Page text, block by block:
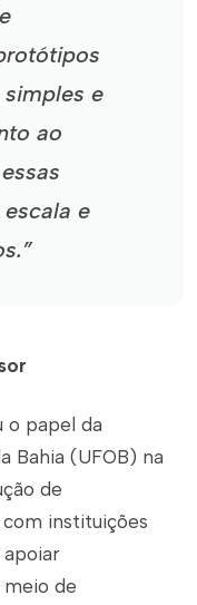
e
ao
e
o papel da
Bahia (UFOB) na
de
instituições
apoiar
de